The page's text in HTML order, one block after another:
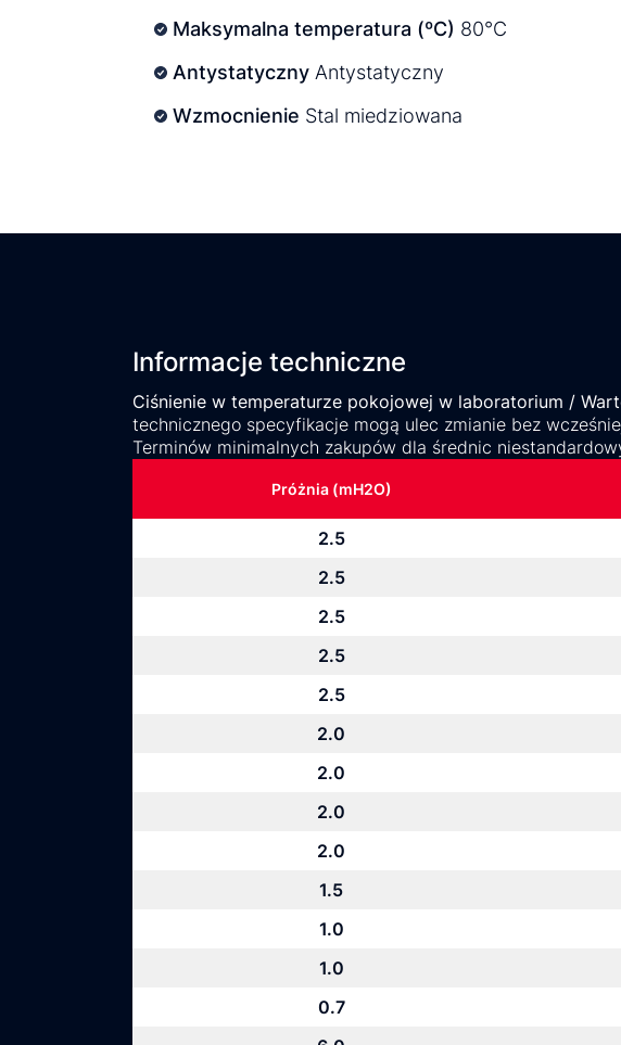
Maksymalna temperatura (ºC) 80°C
Antystatyczny Antystatyczny
Wzmocnienie Stal miedziowana
Informacje techniczne
Ciśnienie w temperaturze pokojowej w laboratorium /
technicznego specyfikacje mogą ulec zmianie bez
Terminów minimalnych zakupów dla średnic
Próżnia (mH2O)
2.5
2.5
2.5
2.5
2.5
2.0
2.0
2.0
2.0
1.5
1.0
1.0
0.7